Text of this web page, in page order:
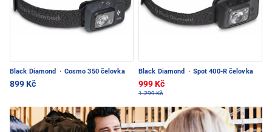
Black Diamond · Cosmo 350 čelovka
899 Kč
Black Diamond · Spot 400-R čelovka
999 Kč
1.299 Kč